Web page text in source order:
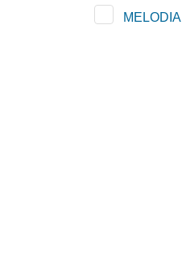
MELODIA